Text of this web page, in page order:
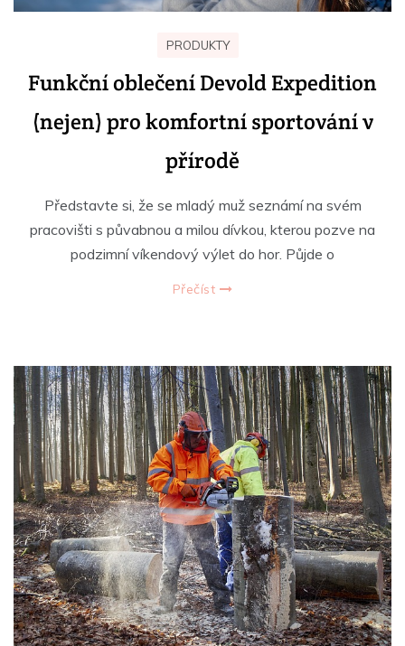
PRODUKTY
Funkční oblečení Devold Expedition
(nejen) pro komfortní sportování v
přírodě
Představte si, že se mladý muž seznámí na svém
pracovišti s půvabnou a milou dívkou, kterou pozve na
podzimní víkendový výlet do hor. Půjde o
Přečíst